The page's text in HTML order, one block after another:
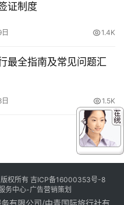
证制度
1.4K
最全指南及常见问题汇
1.5K
权所有 吉ICP备16000353号-8
务中心-广告营销策划
有限公司/中青国际旅行社有